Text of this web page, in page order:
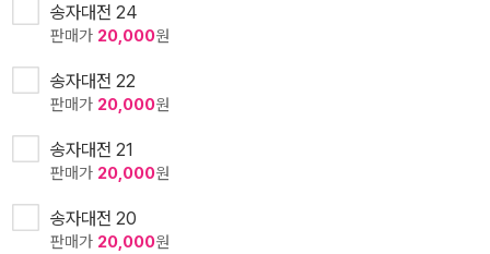
송자대전 24
판매가 20,000원
송자대전 22
판매가 20,000원
송자대전 21
판매가 20,000원
송자대전 20
판매가 20,000원